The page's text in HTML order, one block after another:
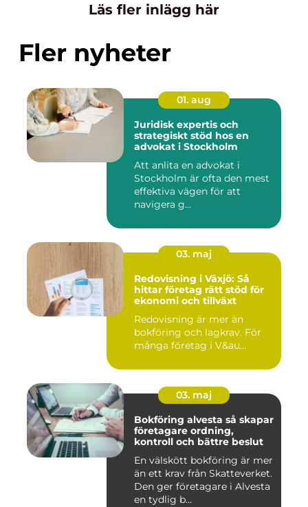
Läs fler inlägg här
Fler nyheter
01. aug
Juridisk expertis och
strategiskt stöd hos en
advokat i Stockholm
Att anlita en advokat i
Stockholm är ofta den mest
effektiva vägen för att
navigera g...
03. maj
Redovisning i Växjö: Så
hittar företag rätt stöd för
ekonomi och tillväxt
Redovisning är mer än
bokföring och lagkrav. För
många företag i V&au...
03. maj
Bokföring alvesta så skapar
företagare ordning,
kontroll och bättre beslut
En välskött bokföring är mer
än ett krav från Skatteverket.
Den ger företagare i Alvesta
en tydlig b...